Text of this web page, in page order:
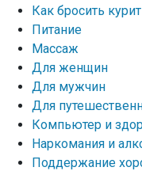
Как бросить
Питание
Массаж
Для женщин
Для мужчин
Для
Компьютер и
Наркомания и
Поддержание